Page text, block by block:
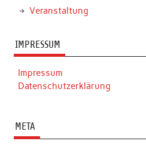
Veranstaltung
IMPRESSUM
Impressum
Datenschutzerklärung
META